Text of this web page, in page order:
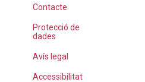
Contacte
Protecció de
dades
Avís legal
Accessibilitat